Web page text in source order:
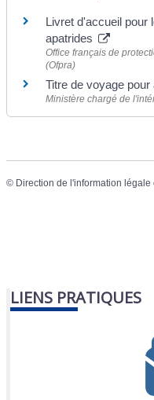
Livret d'accueil pour
apatrides
Office français de
(Ofpra)
Titre de voyage pour
Ministère chargé de
© Direction de l'information légale
LIENS PRATIQUES